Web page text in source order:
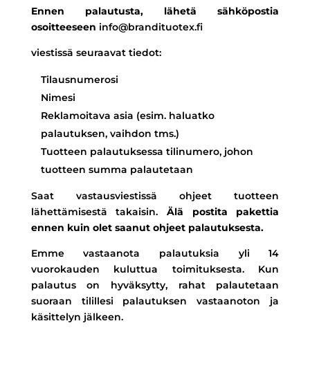
Ennen palautusta, lähetä sähköpostia
osoitteeseen info@brandituotex.fi
viestissä seuraavat tiedot:
Tilausnumerosi
Nimesi
Reklamoitava asia (esim. haluatko
palautuksen, vaihdon tms.)
Tuotteen palautuksessa tilinumero, johon
tuotteen summa palautetaan
Saat vastausviestissä ohjeet tuotteen
lähettämisestä takaisin. Älä postita pakettia
ennen kuin olet saanut ohjeet palautuksesta.
Emme vastaanota palautuksia yli 14
vuorokauden kuluttua toimituksesta. Kun
palautus on hyväksytty, rahat palautetaan
suoraan tilillesi palautuksen vastaanoton ja
käsittelyn jälkeen.